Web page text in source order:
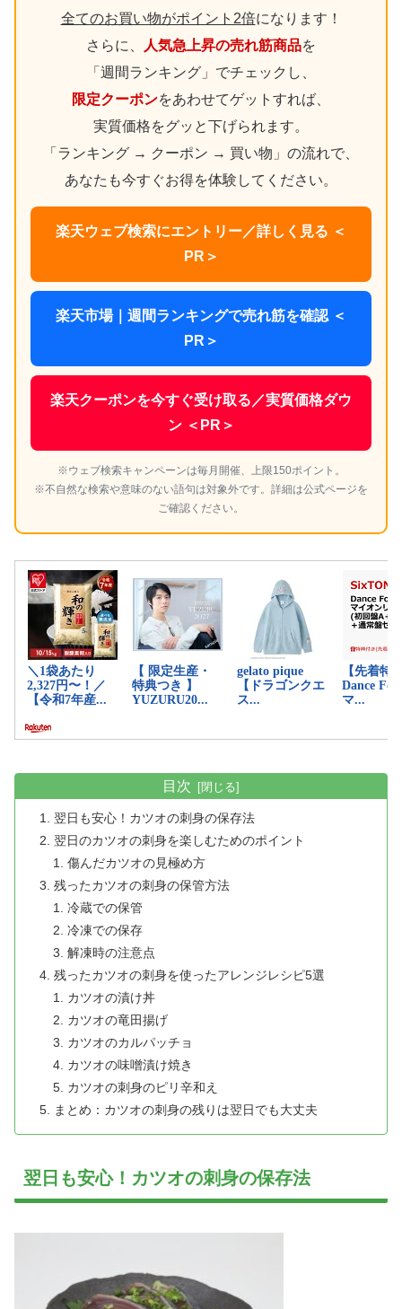
全てのお買い物がポイント2倍になります！
さらに、
人気急上昇の売れ筋商品を
「週間ランキング」でチェックし、
限定クーポンをあわせてゲットすれば、
実質価格をグッと下げられます。
「ランキング → クーポン → 買い物」の流れで、
あなたも今すぐお得を体験してください。
楽天ウェブ検索にエントリー／詳しく見る ＜
PR＞
楽天市場｜週間ランキングで売れ筋を確認 ＜
PR＞
楽天クーポンを今すぐ受け取る／実質価格ダウ
ン ＜PR＞
※ウェブ検索キャンペーンは毎月開催、上限150ポイント。
※不自然な検索や意味のない語句は対象外です。詳細は公式ページを
ご確認ください。
目次
翌日も安心！カツオの刺身の保存法
翌日のカツオの刺身を楽しむためのポイント
傷んだカツオの見極め方
残ったカツオの刺身の保管方法
冷蔵での保管
冷凍での保存
解凍時の注意点
残ったカツオの刺身を使ったアレンジレシピ5選
カツオの漬け丼
カツオの竜田揚げ
カツオのカルパッチョ
カツオの味噌漬け焼き
カツオの刺身のピリ辛和え
まとめ：カツオの刺身の残りは翌日でも大丈夫
翌日も安心！カツオの刺身の保存法